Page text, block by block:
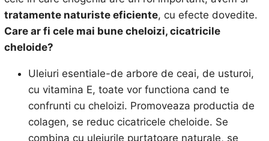
tratamente naturiste eficiente, cu efecte dovedite.
Care ar fi cele mai bune cheloizi, cicatricile
cheloide?
Uleiuri esentiale-de arbore de ceai, de usturoi,
cu vitamina E, toate vor functiona cand te
confrunti cu cheloizi. Promoveaza productia de
colagen, se reduc cicatricele cheloide. Se
combina cu uleiurile purtatoare naturale, se